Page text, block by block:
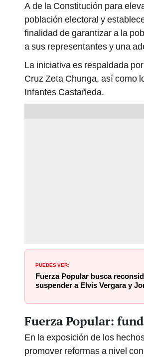
A de la Constitución para
población electoral y
finalidad de garantizar a la
a sus representantes y una
La iniciativa es respaldada
Cruz Zeta Chunga, así como
Infantes Castañeda.
PUEDES VER:
Fuerza Popular busca
suspender a Elvis Vergara y
Fuerza Popular:
En la exposición de los
promover reformas a nivel